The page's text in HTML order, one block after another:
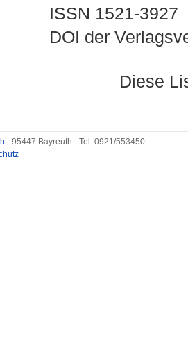
ISSN 1521-3927
DOI der
Diese
- 95447 Bayreuth - Tel. 0921/553450